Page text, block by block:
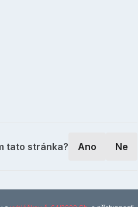
tato stránka? Ano Ne